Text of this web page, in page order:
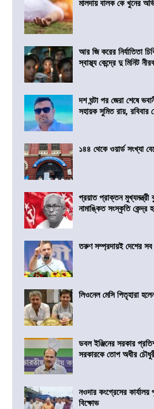
মালদায় বালক কে খুনের
আর জি করের নির্যাতিতা
স্বাস্থ্য কেন্দ্রে দু মিনিট
দশ ঘন্টা পর জেরা শেষে
সহায়ক সুমিত রায়, রবিবার
১৪৪ থেকে ওয়ার্ড সংখ্যা
প্রয়াত প্রাক্তন মুখ্যমন্ত্রী
নামাঙ্কিত সংস্কৃতি কেন্দ্র
তরুণ সম্প্রদায়ই দেশের সব
লিওনেল মেসি পিতৃহারা
ডবল ইঞ্জিনের সরকার
সরকারকে তোপ অধীর
নওদার কংগ্রেসের
বিক্ষোভ